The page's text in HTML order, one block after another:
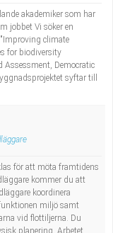
akademiker som har
jobbet Vi söker en
climate
for biodiversity
Democratic
syftar till
för att möta framtidens
kommer du att
koordinera
miljö samt
vid flottiljerna. Du
planering. Arbetet